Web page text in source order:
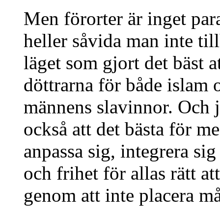
Men förorter är inget
heller såvida man inte
läget som gjort det bäst
döttrarna för både
männens slavinnor. Och
också att det bästa för
anpassa sig, integrera
och frihet för allas rätt
genom att inte placera